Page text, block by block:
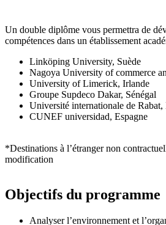
Un double diplôme vous permettra de
compétences dans un établissement
Linköping University, Suède
Nagoya University of commerce
University of Limerick, Irlande
Groupe Supdeco Dakar, Sénégal
Université internationale de Rabat,
CUNEF universidad, Espagne
*Destinations à l’étranger non
modification
Objectifs du programme
Analyser l’environnement et